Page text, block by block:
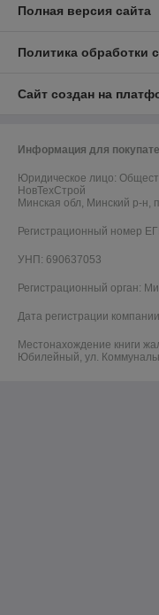
Полная версия сайта
Политика обработки
Сайт создан на
Информация для
Юридическое лицо:
НовТехСтрой
Минская обл, Минский р-
Регистрационный номер
УНП: 690637053
Регистрационный орган:
Дата регистрации
Местонахождение книги
Юбилейный, ул.